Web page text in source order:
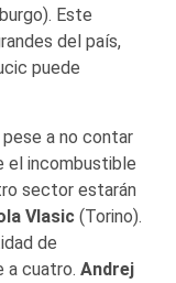
Este
del país,
puede
a no contar
el incombustible
sector estarán
Vlasic (Torino).
de
a cuatro. Andrej